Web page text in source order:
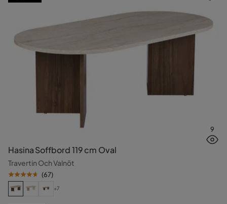
9
Hasina Soffbord 119 cm Oval
Travertin Och Valnöt
(67)
+7